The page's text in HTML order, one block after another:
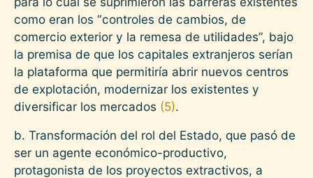
como eran los “controles de cambios, de
comercio exterior y la remesa de utilidades”, bajo
la premisa de que los capitales extranjeros serían
la plataforma que permitiría abrir nuevos centros
de explotación, modernizar los existentes y
diversificar los mercados (5).
b. Transformación del rol del Estado, que pasó de
ser un agente económico-productivo,
protagonista de los proyectos extractivos, a